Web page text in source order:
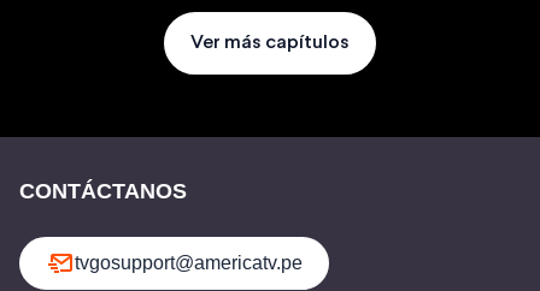
Ver más capítulos
CONTÁCTANOS
tvgosupport@americatv.pe